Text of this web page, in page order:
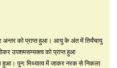
अन्तर को प्राप्त हुआ। आयु के अंत में तिर्यंचायु
उपशमसम्यक्त्व को प्राप्त हुआ
पुन: मिथ्यात्व में जाकर नरक से निकला